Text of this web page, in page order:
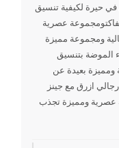
حيرة لكيفية تنسيق
عصرية
ومجموعة مميزة
الموضة بتنسيق
بعيدة عن
ازرق مع جينز
عصرية ومميزة تجذب